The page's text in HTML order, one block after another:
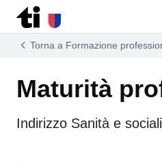
Vai al contenuto della pagina
Vai al piè di pagina
Torna a Formazione
Maturità
Indirizzo Sanità e